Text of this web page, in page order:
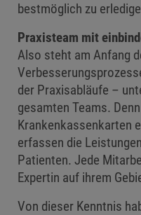
bestmöglich zu
Praxisteam mit
Also steht am Anfang
der Praxisabläufe –
gesamten Teams.
Krankenkassenkarten
erfassen die
Patienten. Jede
Expertin auf ihrem
Von dieser Kenntnis